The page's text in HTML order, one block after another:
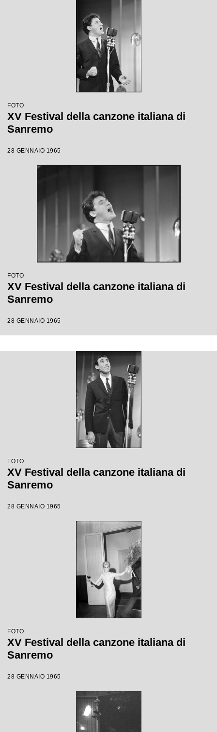
FOTO
XV Festival della canzone italiana di
Sanremo
28 GENNAIO 1965
FOTO
XV Festival della canzone italiana di
Sanremo
28 GENNAIO 1965
FOTO
XV Festival della canzone italiana di
Sanremo
28 GENNAIO 1965
FOTO
XV Festival della canzone italiana di
Sanremo
28 GENNAIO 1965